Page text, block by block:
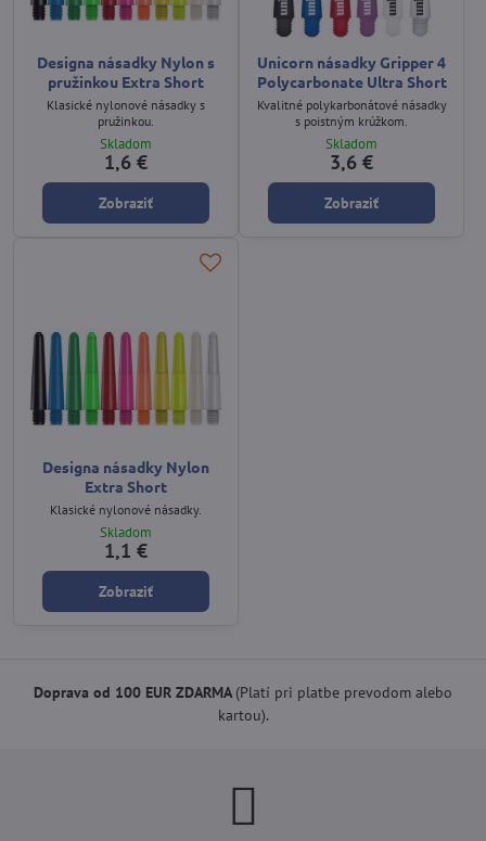
Designa násadky Nylon s
pružinkou Extra Short
Klasické nylonové násadky s
pružinkou.
Skladom
1,6 €
Zobraziť
Unicorn násadky Gripper 4
Polycarbonate Ultra Short
Kvalitné polykarbonátové násadky
s poistným krúžkom.
Skladom
3,6 €
Zobraziť
Designa násadky Nylon
Extra Short
Klasické nylonové násadky.
Skladom
1,1 €
Zobraziť
Doprava od 100 EUR ZDARMA(Platí pri platbe prevodom alebo
kartou).